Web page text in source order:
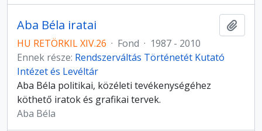
Aba Béla iratai
HU RETÖRKIL XIV.26 · Fond · 1987 - 2010
Ennek része: Rendszerváltás Történetét Kutató
Intézet és Levéltár
Aba Béla politikai, közéleti tevékenységéhez
köthető iratok és grafikai tervek.
Aba Béla